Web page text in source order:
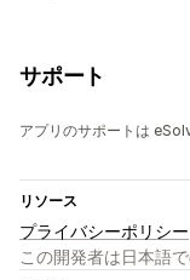
サポート
アプリのサポートは
リソース
プライバシーポリシー
この開発者は日本語